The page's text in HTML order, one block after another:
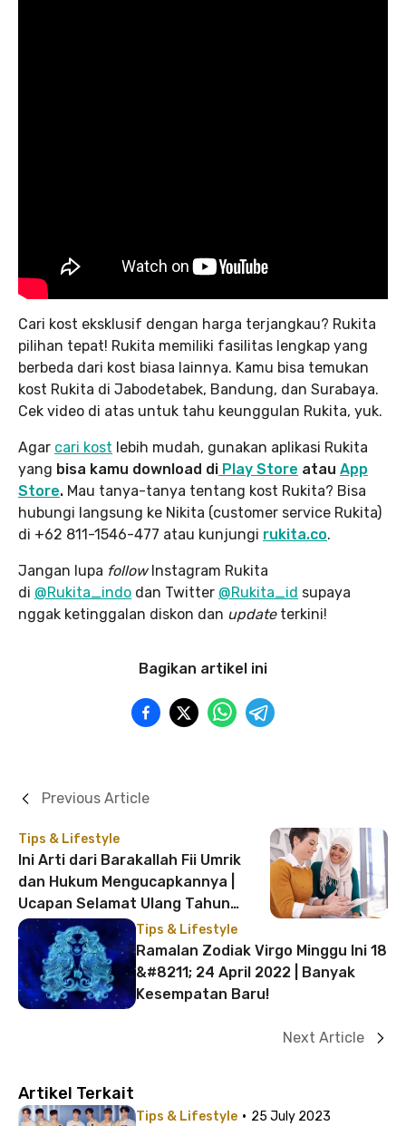
Cari kost eksklusif dengan harga terjangkau? Rukita
pilihan tepat! Rukita memiliki fasilitas lengkap yang
berbeda dari kost biasa lainnya. Kamu bisa temukan
kost Rukita di Jabodetabek, Bandung, dan Surabaya.
Cek video di atas untuk tahu keunggulan Rukita, yuk.
Agar cari kost lebih mudah, gunakan aplikasi Rukita
yang bisa kamu download di Play Store atau App
Store. Mau tanya-tanya tentang kost Rukita? Bisa
hubungi langsung ke Nikita (customer service Rukita)
di +62 811-1546-477 atau kunjungi rukita.co.
Jangan lupa followInstagram Rukita
di @Rukita_indo dan Twitter @Rukita_id supaya
nggak ketinggalan diskon dan update terkini!
Bagikan artikel ini
Tips & Lifestyle
Ini Arti dari Barakallah Fii Umrik
dan Hukum Mengucapkannya |
Ucapan Selamat Ulang Tahun
Islami
Previous Article
Tips & Lifestyle
Ramalan Zodiak Virgo Minggu Ini 18
&#8211; 24 April 2022 | Banyak
Kesempatan Baru!
Next Article
Artikel Terkait
Tips & Lifestyle · 25 July 2023